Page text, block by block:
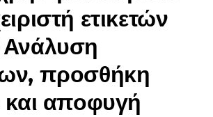
ετικετών
προσθήκη
και αποφυγή